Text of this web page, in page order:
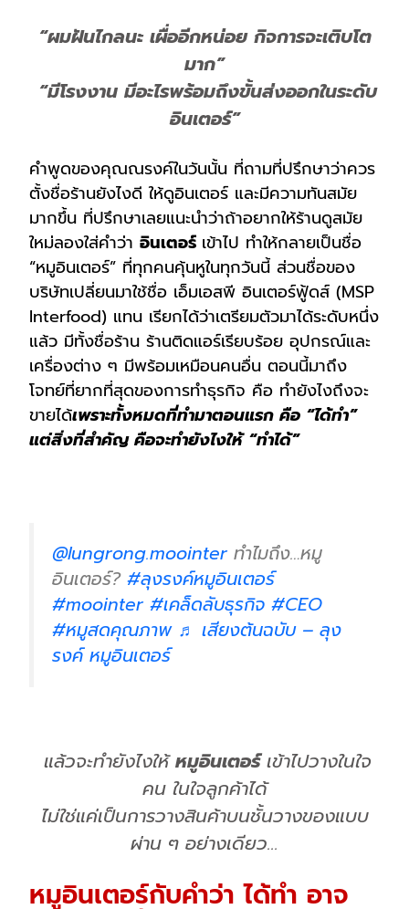
“ผมฝันไกลนะ เผื่ออีกหน่อย กิจการจะเติบโต
มาก”
“มีโรงงาน มีอะไรพร้อมถึงขั้นส่งออกในระดับ
อินเตอร์”
คำพูดของคุณณรงค์ในวันนั้น ที่ถามที่ปรึกษาว่าควร
ตั้งชื่อร้านยังไงดี ให้ดูอินเตอร์ และมีความทันสมัย
มากขึ้น ที่ปรึกษาเลยแนะนำว่าถ้าอยากให้ร้านดูสมัย
ใหม่ลองใส่คำว่าอินเตอร์ เข้าไป ทำให้กลายเป็นชื่อ
“หมูอินเตอร์” ที่ทุกคนคุ้นหูในทุกวันนี้ ส่วนชื่อของ
บริษัทเปลี่ยนมาใช้ชื่อ เอ็มเอสพี อินเตอร์ฟู้ดส์ (MSP
Interfood) แทน เรียกได้ว่าเตรียมตัวมาได้ระดับหนึ่ง
แล้ว มีทั้งชื่อร้าน ร้านติดแอร์เรียบร้อย อุปกรณ์และ
เครื่องต่าง ๆ มีพร้อมเหมือนคนอื่น ตอนนี้มาถึง
โจทย์ที่ยากที่สุดของการทำธุรกิจ คือ ทำยังไงถึงจะ
ขายได้เพราะทั้งหมดที่ทำมาตอนแรก คือ “ได้ทำ”
แต่สิ่งที่สำคัญ คือจะทำยังไงให้ “ทำได้”
@lungrong.moointer ทำไมถึง…หมู
อินเตอร์?#ลุงรงค์หมูอินเตอร์
#moointer #เคล็ดลับธุรกิจ #CEO
#หมูสดคุณภาพ ♬ เสียงต้นฉบับ – ลุง
รงค์ หมูอินเตอร์
แล้วจะทำยังไงให้หมูอินเตอร์เข้าไปวางในใจ
คน ในใจลูกค้าได้
ไม่ใช่แค่เป็นการวางสินค้าบนชั้นวางของแบบ
ผ่าน ๆ อย่างเดียว…
หมูอินเตอร์กับคำว่า ได้ทำ อาจ